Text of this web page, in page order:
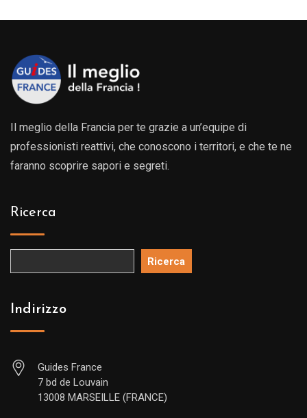
Il meglio della Francia per te grazie a un’equipe di
professionisti reattivi, che conoscono i territori, e che te ne
faranno scoprire sapori e segreti.
Ricerca
Ricerca
Indirizzo
Guides France
7 bd de Louvain
13008 MARSEILLE (FRANCE)